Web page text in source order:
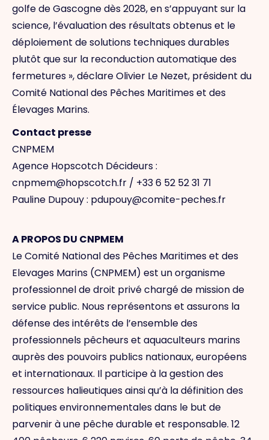
golfe de Gascogne dès 2028, en s’appuyant sur la
science, l’évaluation des résultats obtenus et le
déploiement de solutions techniques durables
plutôt que sur la reconduction automatique des
fermetures », déclare Olivier Le Nezet, président du
Comité National des Pêches Maritimes et des
Élevages Marins.
Contact presse
CNPMEM
Agence Hopscotch Décideurs :
cnpmem@hopscotch.fr / +33 6 52 52 31 71
Pauline Dupouy : pdupouy@comite-peches.fr
A PROPOS DU CNPMEM
Le Comité National des Pêches Maritimes et des
Elevages Marins (CNPMEM) est un organisme
professionnel de droit privé chargé de mission de
service public. Nous représentons et assurons la
défense des intérêts de l’ensemble des
professionnels pêcheurs et aquaculteurs marins
auprès des pouvoirs publics nationaux, européens
et internationaux. Il participe à la gestion des
ressources halieutiques ainsi qu’à la définition des
politiques environnementales dans le but de
parvenir à une pêche durable et responsable. 12